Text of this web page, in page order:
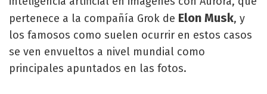
pertenece a la compañía Grok de Elon Musk, y
los famosos como suelen ocurrir en estos casos
se ven envueltos a nivel mundial como
principales apuntados en las fotos.